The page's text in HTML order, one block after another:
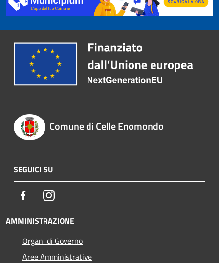
Comune di Celle Enomondo
SEGUICI SU
FacebookInstagram
AMMINISTRAZIONE
Organi di Governo
Aree Amministrative